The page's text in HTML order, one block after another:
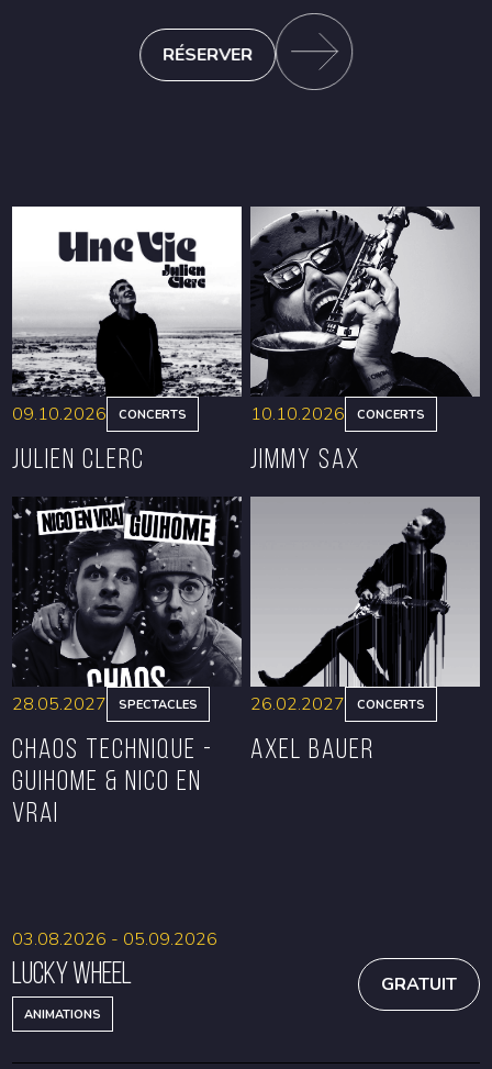
RÉSERVER
RÉSERVER
09.10.2026 CONCERTS
Julien Clerc
RÉSERVER
10.10.2026 CONCERTS
Jimmy Sax
28.05.2027 SPECTACLES
CHAOS TECHNIQUE -
GUIHOME & NICO EN
VRAI
26.02.2027 CONCERTS
Axel Bauer
Lucky Wheel
ANIMATIONS
03.08.2026 - 05.09.2026
GRATUIT